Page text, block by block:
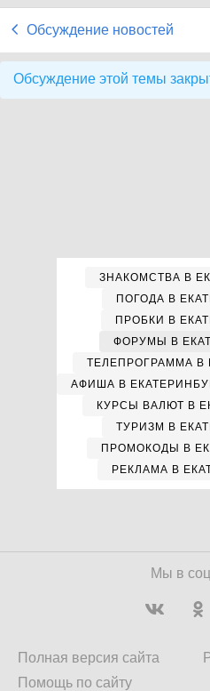
Обсуждение новостей
Обсуждение этой темы
ЗНАКОМСТВА В
ПОГОДА В
ПРОБКИ В
ФОРУМЫ В
ТЕЛЕПРОГРАММА В
АФИША В
КУРСЫ ВАЛЮТ В
ТУРИЗМ В
ПРОМОКОДЫ В
РЕКЛАМА В
Мы в
Полная версия сайта
Помощь по сайту